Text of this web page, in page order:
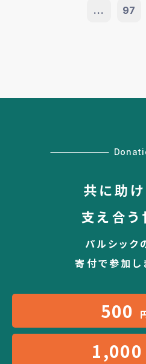
... 97
共に助け
支え合う
パルシック
寄付で参加し
500
1,000